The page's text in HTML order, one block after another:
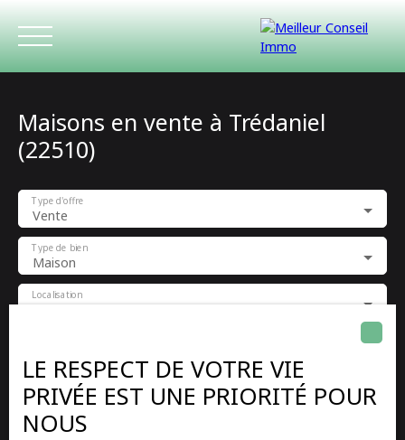
ACCUEIL
Maisons en vente à Trédaniel
(22510)
Vente
Type d'offre
Maison
Type de bien
Trédaniel (22510)
Localisation
Surface min (m²)
LE RESPECT DE VOTRE VIE
PRIVÉE EST UNE PRIORITÉ POUR
NOUS